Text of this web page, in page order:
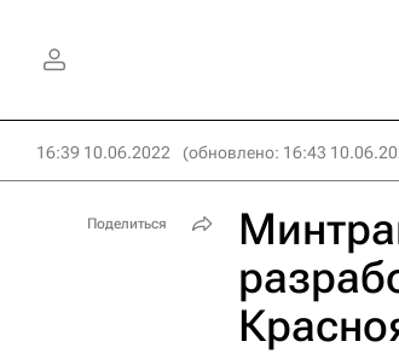
16:39 10.06.2022 (обновлено: 16:43
Поделиться